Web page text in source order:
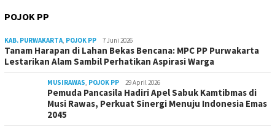
POJOK PP
KAB. PURWAKARTA, POJOK PP 7 Juni 2026
Tanam Harapan di Lahan Bekas Bencana: MPC PP Purwakarta
Lestarikan Alam Sambil Perhatikan Aspirasi Warga
MUSIRAWAS, POJOK PP 29 April 2026
Pemuda Pancasila Hadiri Apel Sabuk Kamtibmas di
Musi Rawas, Perkuat Sinergi Menuju Indonesia Emas
2045